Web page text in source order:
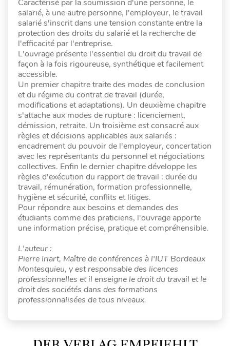
Caractérisé par la soumission d'une personne, le
salarié, à une autre personne, l'employeur, le travail
salarié s'inscrit dans une tension constante entre la
protection des droits du salarié et la recherche de
l'efficacité par l'entreprise.
L'ouvrage présente l'essentiel du droit du travail de
façon à la fois rigoureuse, synthétique et facilement
accessible.
Un premier chapitre traite des modes de conclusion
et du régime du contrat de travail (durée,
modifications et adaptations). Un deuxième chapitre
s'attache aux modes de rupture : licenciement,
démission, retraite. Un troisième est consacré aux
règles et décisions applicables aux salariés :
encadrement du pouvoir de l'employeur, concertation
avec les représentants du personnel et négociations
collectives. Enfin le dernier chapitre développe les
règles d'exécution du rapport de travail : durée du
travail, rémunération, formation professionnelle,
hygiène et sécurité, conflits et litiges.
Pour répondre aux besoins et demandes des
étudiants comme des praticiens, l'ouvrage apporte
une information précise, pratique et compréhensible.
L'auteur :
Pierre Iriart, Maître de conférences à l'IUT Bordeaux
Montesquieu, y est responsable des licences
professionnelles et il enseigne le droit du travail et le
droit des sociétés dans des formations
professionnalisées de tous niveaux.